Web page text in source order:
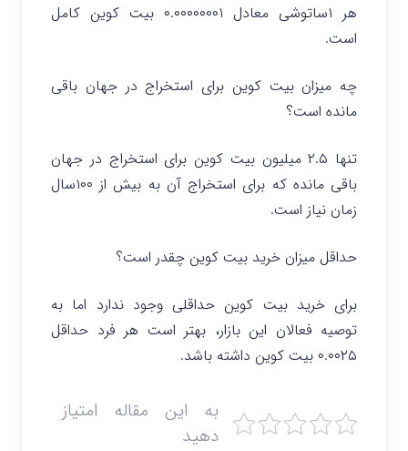
هر ۱ساتوشی معادل ۰.۰۰۰۰۰۰۰۱ بیت کوین کامل
است.
چه میزان بیت کوین برای استخراج در جهان باقی
مانده است؟
تنها ۲.۵ میلیون بیت کوین برای استخراج در جهان
باقی مانده که برای استخراج آن به بیش از ۱۰۰سال
زمان نیاز است.
حداقل میزان خرید بیت کوین چقدر است؟
برای خرید بیت کوین حداقلی وجود ندارد اما به
توصیه فعالان این بازار، بهتر است هر فرد حداقل
۰.۰۰۲۵ بیت کوین داشته باشد.
به این مقاله امتیاز
دهید